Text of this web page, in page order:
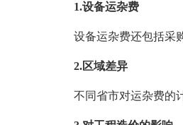
1.设备运杂费
设备运杂费还包括采
2.区域差异
不同省市对运杂费的